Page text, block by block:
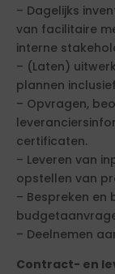
– Dagelijks
van facilitaire
interne
– (Laten)
plannen
– Opvragen,
certificaten.
– Leveren van
opstellen van
– Bespreken
– Deelnemen
Contract- en